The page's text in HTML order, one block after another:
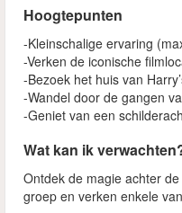
Hoogtepunten
-Kleinschalige ervaring
-Verken de iconische
-Bezoek het huis van
-Wandel door de gangen
-Geniet van een
Wat kan ik
Ontdek de magie achter
groep en verken enkele